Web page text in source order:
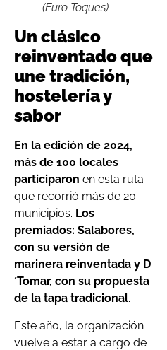
(Euro Toques)
Un clásico
reinventado que
une tradición,
hostelería y
sabor
En la edición de 2024,
más de 100 locales
participaron en esta ruta
que recorrió más de 20
municipios. Los
premiados: Salabores,
con su versión de
marinera reinventada y D
´Tomar, con su propuesta
de la tapa tradicional.
Este año, la organización
vuelve a estar a cargo de